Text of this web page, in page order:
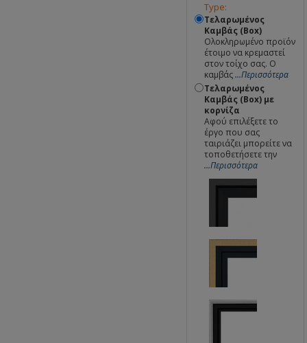
Type:
Τελαρωμένος
Καμβάς (Box)
Ολοκληρωμένο προϊόν
έτοιμο να κρεμαστεί
στον τοίχο σας. Ο
καμβάς...Περισσότερα
Τελαρωμένος
Καμβάς (Box) με
κορνίζα
Αφού επιλέξετε το
έργο που σας
ταιριάζει μπορείτε να
τοποθετήσετε την
...Περισσότερα